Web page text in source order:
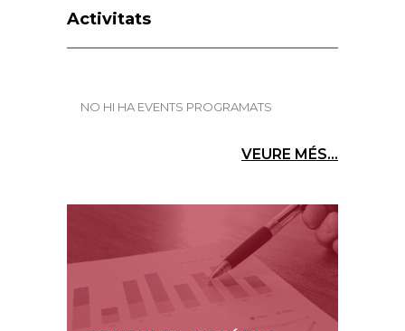
Activitats
NO HI HA EVENTS PROGRAMATS
VEURE MÉS...